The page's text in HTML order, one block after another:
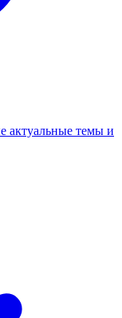
актуальные темы и